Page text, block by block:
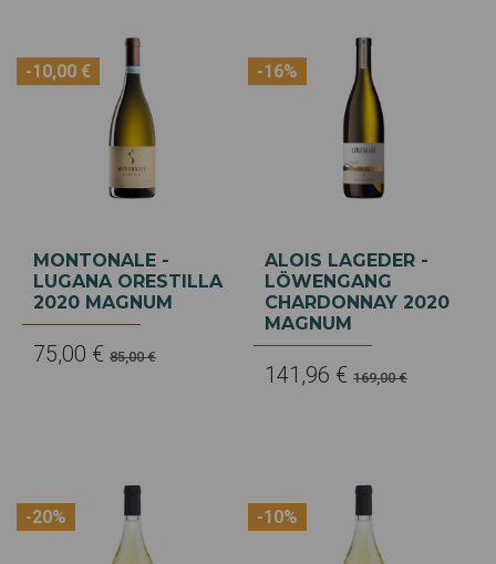
-10,00 €
MONTONALE -
LUGANA ORESTILLA
2020 MAGNUM
75,00 € 85,00 €
-16%
ALOIS LAGEDER -
LÖWENGANG
CHARDONNAY 2020
MAGNUM
141,96 € 169,00 €
-20% -10%